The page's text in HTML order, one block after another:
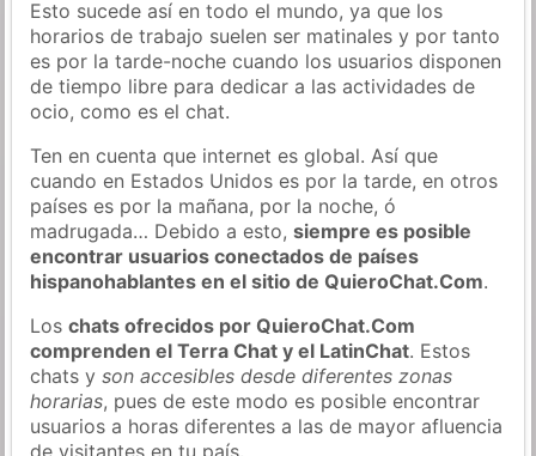
Esto sucede así en todo el mundo, ya que los
horarios de trabajo suelen ser matinales y por tanto
es por la tarde-noche cuando los usuarios disponen
de tiempo libre para dedicar a las actividades de
ocio, como es el chat.
Ten en cuenta que internet es global. Así que
cuando en Estados Unidos es por la tarde, en otros
países es por la mañana, por la noche, ó
madrugada… Debido a esto,siempre es posible
encontrar usuarios conectados de países
hispanohablantes en el sitio de QuieroChat.Com.
Loschats ofrecidos por QuieroChat.Com
comprenden el Terra Chat y el LatinChat. Estos
chats yson accesibles desde diferentes zonas
horarias, pues de este modo es posible encontrar
usuarios a horas diferentes a las de mayor afluencia
de visitantes en tu país.